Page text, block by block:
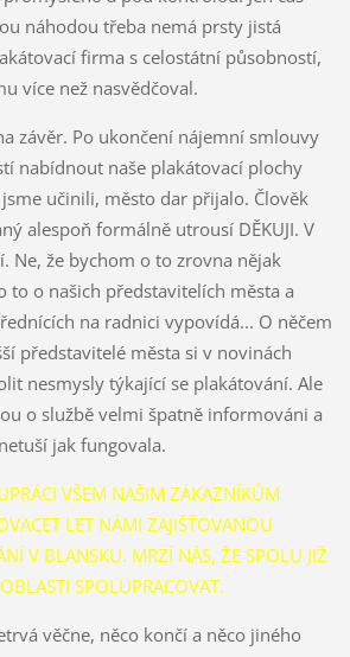
náhodou třeba nemá prsty jistá
firma s celostátní působností,
více než nasvědčoval.
závěr. Po ukončení nájemní smlouvy
nabídnout naše plakátovací plochy
učinili, město dar přijalo. Člověk
alespoň formálně utrousí DĚKUJI. V
Ne, že bychom o to zrovna nějak
to o našich představitelích města a
na radnici vypovídá... O něčem
představitelé města si v novinách
nesmysly týkající se plakátování. Ale
o službě velmi špatně informováni a
jak fungovala.
VŠEM NAŠIM ZÁKAZNÍKŮM
LET NÁMI ZAJIŠŤOVANOU
V BLANSKU. MRZÍ NÁS, ŽE SPOLU JIŽ
SPOLUPRACOVAT.
věčne, něco končí a něco jiného